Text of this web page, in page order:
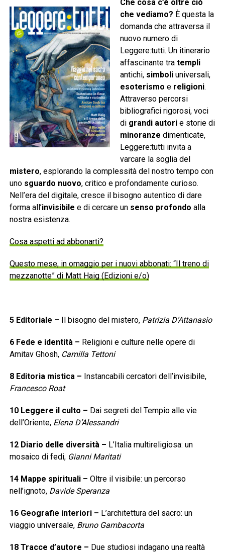
Che cosa c’è oltre ciò
che vediamo? È questa la
domanda che attraversa il
nuovo numero di
Leggere:tutti. Un itinerario
affascinante tra templi
antichi, simboliuniversali,
esoterismo e religioni.
Attraverso percorsi
bibliografici rigorosi, voci
di grandi autorie storie di
minoranze dimenticate,
Leggere:tutti invita a
varcare la soglia del
mistero, esplorando la complessità del nostro tempo con
uno sguardo nuovo, critico e profondamente curioso.
Nell’era del digitale, cresce il bisogno autentico di dare
forma all’invisibile e di cercare un senso profondo alla
nostra esistenza.
Cosa aspetti ad abbonarti?
Questo mese, in omaggio per i nuovi abbonati: “Il treno di
mezzanotte” di Matt Haig (Edizioni e/o)
5 Editoriale – Il bisogno del mistero, Patrizia D’Attanasio
6 Fede e identità– Religioni e culture nelle opere di
Amitav Ghosh, Camilla Tettoni
8 Editoria mistica– Instancabili cercatori dell’invisibile,
Francesco Roat
10 Leggere il culto – Dai segreti del Tempio alle vie
dell’Oriente, Elena D’Alessandri
12 Diario delle diversità– L’Italia multireligiosa: un
mosaico di fedi, Gianni Maritati
14 Mappe spirituali– Oltre il visibile: un percorso
nell’ignoto, Davide Speranza
16 Geografie interiori– L’architettura del sacro: un
viaggio universale, Bruno Gambacorta
18 Tracce d’autore – Due studiosi indagano una realtà